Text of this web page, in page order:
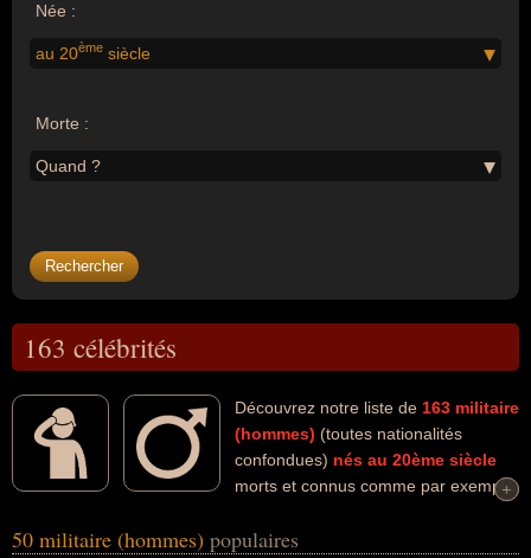
Née :
au 20ème siècle
Morte :
Quand ?
163 célébrités
Découvrez notre liste de 163 militaire
(hommes) (toutes nationalités
confondues) nés au 20ème siècle
morts et connus comme par exemple
Beltrame, Conrad Schumann, Stanislav Petrov, Hubert Faure, Noël
+
+
50 militaire (hommes) populaires